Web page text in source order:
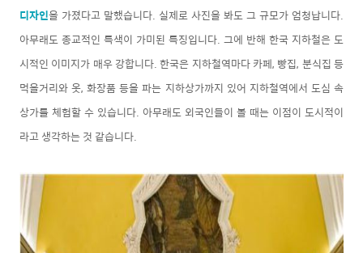
디자인을 가졌다고 말했습니다. 실제로 사진을 봐도 그 규모가 엄청납니다.
아무래도 종교적인 특색이 가미된 특징입니다. 그에 반해 한국 지하철은 도
시적인 이미지가 매우 강합니다. 한국은 지하철역마다 카페, 빵집, 분식집 등
먹을거리와 옷, 화장품 등을 파는 지하상가까지 있어 지하철역에서 도심 속
상가를 체험할 수 있습니다. 아무래도 외국인들이 볼 때는 이점이 도시적이
라고 생각하는 것 같습니다.